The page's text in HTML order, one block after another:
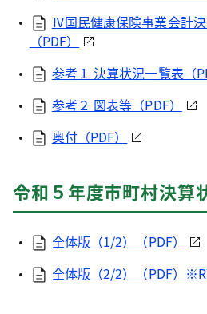
Ⅳ国民健康保険事業会計
（PDF）
参考１ 決算状況一覧表（
参考２ 図表等（PDF）
奥付（PDF）
令和５年度市町村決算
全体版（1/2）（PDF）
全体版（2/2）（PDF）